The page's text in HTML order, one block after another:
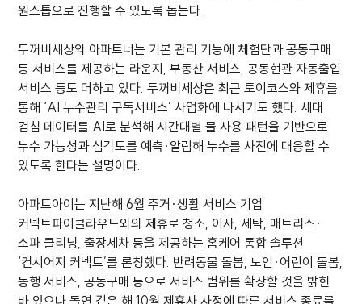
원스톱으로 진행할 수 있도록 돕는다.
두꺼비세상의 아파트너는 기본 관리 기능에 체험단과 공동구매
등 서비스를 제공하는 라운지, 부동산 서비스, 공동현관 자동출입
서비스 등도 더하고 있다. 두꺼비세상은 최근 토이코스와 제휴를
통해 ‘AI 누수관리 구독서비스’ 사업화에 나서기도 했다. 세대
검침 데이터를 AI로 분석해 시간대별 물 사용 패턴을 기반으로
누수 가능성과 심각도를 예측·알림해 누수를 사전에 대응할 수
있도록 한다는 설명이다.
아파트아이는 지난해 6월 주거·생활 서비스 기업
커넥트파이클라우드와의 제휴로 청소, 이사, 세탁, 매트리스·
소파 클리닝, 출장세차 등을 제공하는 홈케어 통합 솔루션
‘컨시어지 커넥트’를 론칭했다. 반려동물 돌봄, 노인·어린이 돌봄,
동행 서비스, 공동구매 등으로 서비스 범위를 확장할 것을 밝힌
바 있으나 돌연 같은 해 10월 제휴사 사정에 따른 서비스 종료를